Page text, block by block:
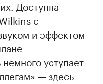
Доступна
с
и эффектом
уступает
— здесь